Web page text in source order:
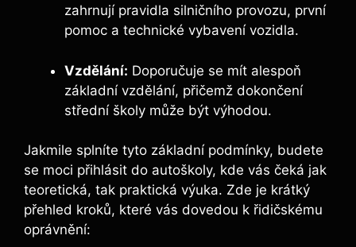
zahrnují pravidla silničního provozu, první
pomoc⁤ a ‍technické vybavení ⁤vozidla.
Vzdělání: Doporučuje se mít‌ alespoň
základní vzdělání, přičemž dokončení
střední školy může být výhodou.
Jakmile splníte tyto základní podmínky, budete
se moci přihlásit do autoškoly, kde vás čeká jak
teoretická, tak praktická⁣ výuka. Zde je krátký
přehled kroků, ⁢které vás dovedou k řidičskému
oprávnění: